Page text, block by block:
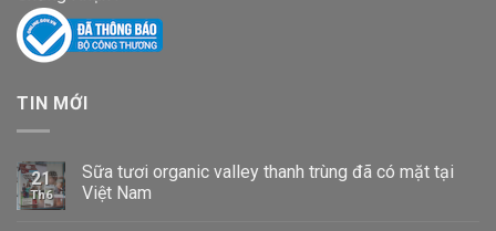
TIN MỚI
21
Th6
Sữa tươi organic valley thanh trùng đã có mặt tại
Việt Nam